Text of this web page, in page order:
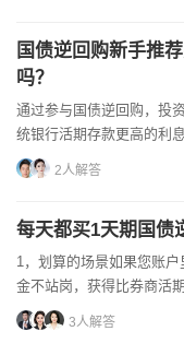
国债逆回购新手推
吗？
通过参与国债逆回购，投
统银行活期存款更高的利
国债逆回购，首要步骤是
2人解答
每天都买1天期国债
1，划算的场景如果您账
金不站岗，获得比券商活
或者银行考核节点，市场
3人解答